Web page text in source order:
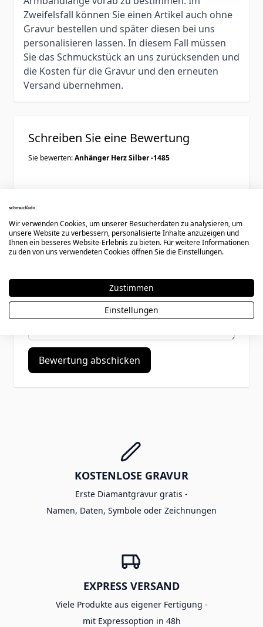
Zweifelsfall können Sie einen Artikel auch ohne
Gravur bestellen und später diesen bei uns
personalisieren lassen. In diesem Fall müssen
Sie das Schmuckstück an uns zurücksenden und
die Kosten für die Gravur und den erneuten
Versand übernehmen.
Schreiben Sie eine Bewertung
Sie bewerten:Anhänger Herz Silber -1485
Benutzername
Bewertungen
Bewertung abschicken
KOSTENLOSE GRAVUR
Erste Diamantgravur gratis -
Namen, Daten, Symbole oder Zeichnungen
EXPRESS VERSAND
Viele Produkte aus eigener Fertigung -
mit Expressoption in 48h
Wir verwenden Cookies, um unserer Besucherdaten zu analysieren, um
unsere Website zu verbessern, personalisierte Inhalte anzuzeigen und
Ihnen ein besseres Website-Erlebnis zu bieten. Für weitere Informationen
zu den von uns verwendeten Cookies öffnen Sie die Einstellungen.
Zustimmen
Einstellungen